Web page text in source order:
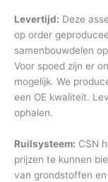
Levertijd: Deze
op order
samenbouwdelen
Voor spoed zijn er
mogelijk. We
een OE kwaliteit.
ophalen.
Ruilsysteem: CSN
prijzen te kunnen
van grondstoffen